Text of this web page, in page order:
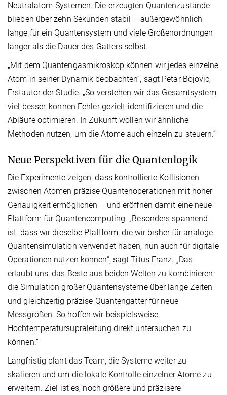
Neutralatom-Systemen. Die erzeugten Quantenzustände
blieben über zehn Sekunden stabil – außergewöhnlich
lange für ein Quantensystem und viele Größenordnungen
länger als die Dauer des Gatters selbst.
„Mit dem Quantengasmikroskop können wir jedes einzelne
Atom in seiner Dynamik beobachten“, sagt Petar Bojovic,
Erstautor der Studie. „So verstehen wir das Gesamtsystem
viel besser, können Fehler gezielt identifizieren und die
Abläufe optimieren. In Zukunft wollen wir ähnliche
Methoden nutzen, um die Atome auch einzeln zu steuern.“
Neue Perspektiven für die Quantenlogik
Die Experimente zeigen, dass kontrollierte Kollisionen
zwischen Atomen präzise Quantenoperationen mit hoher
Genauigkeit ermöglichen – und eröffnen damit eine neue
Plattform für Quantencomputing. „Besonders spannend
ist, dass wir dieselbe Plattform, die wir bisher für analoge
Quantensimulation verwendet haben, nun auch für digitale
Operationen nutzen können“, sagt Titus Franz. „Das
erlaubt uns, das Beste aus beiden Welten zu kombinieren:
die Simulation großer Quantensysteme über lange Zeiten
und gleichzeitig präzise Quantengatter für neue
Messgrößen. So hoffen wir beispielsweise,
Hochtemperatursupraleitung direkt untersuchen zu
können.“
Langfristig plant das Team, die Systeme weiter zu
skalieren und um die lokale Kontrolle einzelner Atome zu
erweitern. Ziel ist es, noch größere und präzisere